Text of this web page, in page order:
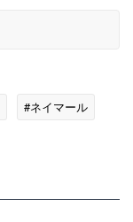
#ネイマール